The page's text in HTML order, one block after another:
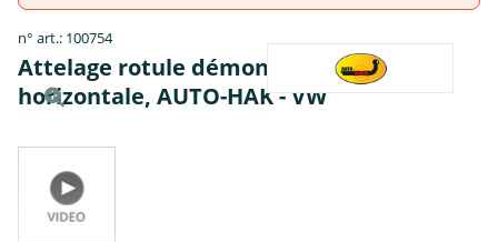
n° art.: 100754
Attelage rotule démontable sans outil
horizontale, AUTO-HAK - VW